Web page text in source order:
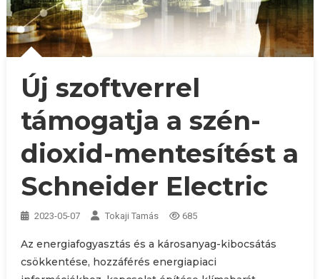
Új szoftverrel
támogatja a szén-
dioxid-mentesítést a
Schneider Electric
2023-05-07 Tokaji Tamás 685
Az energiafogyasztás és a károsanyag-kibocsátás
csökkentése, hozzáférés energiapiaci